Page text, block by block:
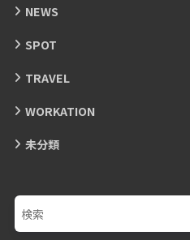
NEWS
SPOT
TRAVEL
WORKATION
未分類